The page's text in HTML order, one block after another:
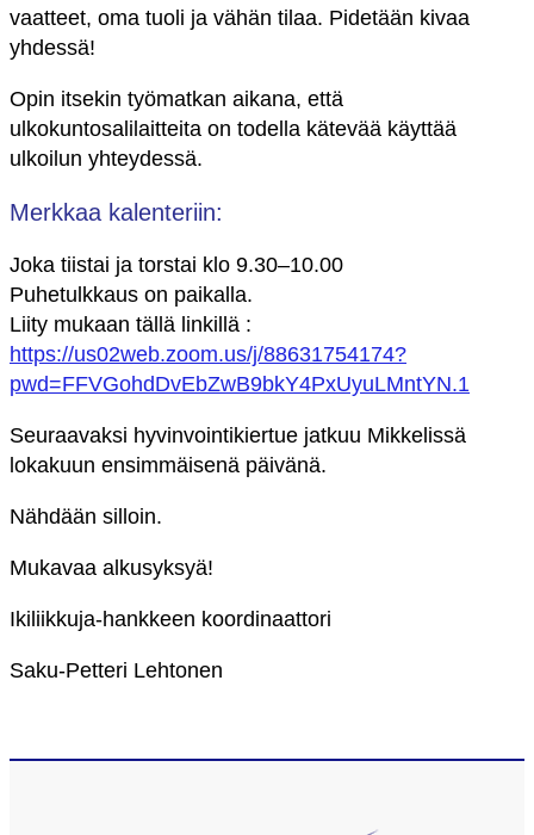
vaatteet, oma tuoli ja vähän tilaa. Pidetään kivaa
yhdessä!
Opin itsekin työmatkan aikana, että
ulkokuntosalilaitteita on todella kätevää käyttää
ulkoilun yhteydessä.
Merkkaa kalenteriin:
Joka tiistai ja torstai klo 9.30–10.00
Puhetulkkaus on paikalla.
Liity mukaan tällä linkillä :
https://us02web.zoom.us/j/88631754174?
pwd=FFVGohdDvEbZwB9bkY4PxUyuLMntYN.1
Seuraavaksi hyvinvointikiertue jatkuu Mikkelissä
lokakuun ensimmäisenä päivänä.
Nähdään silloin.
Mukavaa alkusyksyä!
Ikiliikkuja-hankkeen koordinaattori
Saku-Petteri Lehtonen